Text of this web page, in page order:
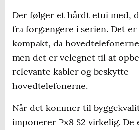
Der følger et hårdt etui med,
fra forgængere i serien. Det
kompakt, da
men det er velegnet til at
relevante kabler og beskytte
hovedtelefonerne.
Når det kommer til
imponerer Px8 S2 virkelig. De